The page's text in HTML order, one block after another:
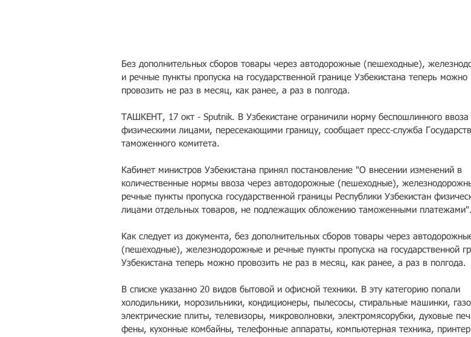
Без дополнительных сборов товары через автодорожные (пешеходные),
и речные пункты пропуска на государственной границе Узбекистана теперь можно
провозить не раз в месяц, как ранее, а раз в полгода.
ТАШКЕНТ, 17 окт - Sputnik. В Узбекистане ограничили норму беспошлинного ввоза
физическими лицами, пересекающими границу, сообщает пресс-служба
таможенного комитета.
Кабинет министров Узбекистана принял постановление "О внесении изменений в
количественные нормы ввоза через автодорожные (пешеходные),
речные пункты пропуска государственной границы Республики Узбекистан
лицами отдельных товаров, не подлежащих обложению таможенными платежами".
Как следует из документа, без дополнительных сборов товары через
(пешеходные), железнодорожные и речные пункты пропуска на государственной
Узбекистана теперь можно провозить не раз в месяц, как ранее, а раз в полгода.
В списке указанно 20 видов бытовой и офисной техники. В эту категорию попали
холодильники, морозильники, кондиционеры, пылесосы, стиральные машинки,
электрические плиты, телевизоры, микроволновки, электромясорубки, духовые
фены, кухонные комбайны, телефонные аппараты, компьютерная техника,